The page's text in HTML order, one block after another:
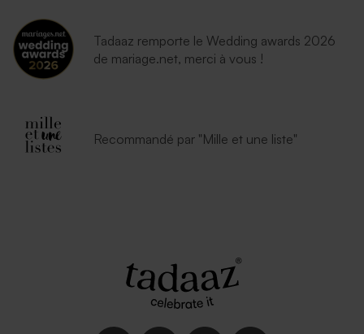
Tadaaz remporte le Wedding awards 2026
de mariage.net, merci à vous !
Recommandé par "Mille et une liste"